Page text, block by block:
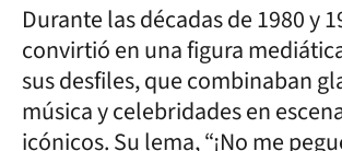
Durante las décadas de 1980 y
convirtió en una figura
sus desfiles, que combinaban
música y celebridades en
icónicos. Su lema, “¡No me